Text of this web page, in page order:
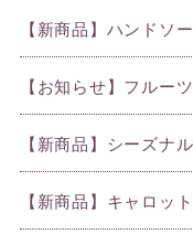
【新商品】ハンドソ
【お知らせ】フルー
【新商品】シーズナ
【新商品】キャロッ